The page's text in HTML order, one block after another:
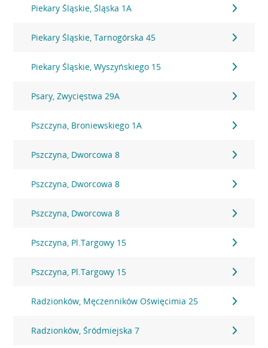
Piekary Śląskie, Śląska 1A
Piekary Śląskie, Tarnogórska 45
Piekary Śląskie, Wyszyńskiego 15
Psary, Zwycięstwa 29A
Pszczyna, Broniewskiego 1A
Pszczyna, Dworcowa 8
Pszczyna, Dworcowa 8
Pszczyna, Dworcowa 8
Pszczyna, Pl.Targowy 15
Pszczyna, Pl.Targowy 15
Radzionków, Męczenników Oświęcimia 25
Radzionków, Śródmiejska 7